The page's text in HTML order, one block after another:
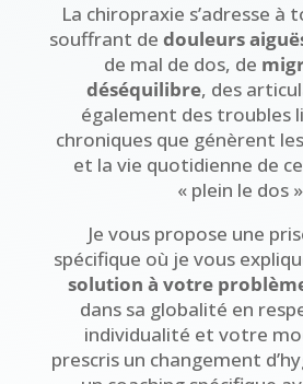
La chiropraxie s’adresse à
souffrant dedouleurs
de mal de dos, de
déséquilibre, des
également des troubles
chroniques que génèrent
et la vie quotidienne de
« plein le dos
Je vous propose une
spécifique où je vous
solution à votre
dans sa globalité en
individualité et votre
prescris un changement